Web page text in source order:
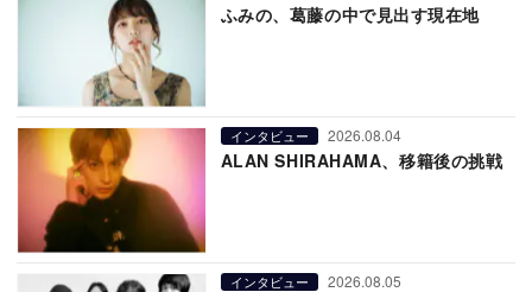
ふみの、葛藤の中で見出す現在地
インタビュー 2026.08.04
ALAN SHIRAHAMA、移籍後の挑戦
インタビュー 2026.08.05